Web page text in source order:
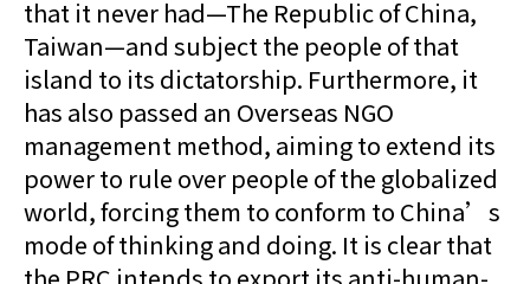
that it never had—The Republic of China,
Taiwan—and subject the people of that
island to its dictatorship. Furthermore, it
has also passed an Overseas NGO
management method, aiming to extend its
power to rule over people of the globalized
world, forcing them to conform to China’s
mode of thinking and doing. It is clear that